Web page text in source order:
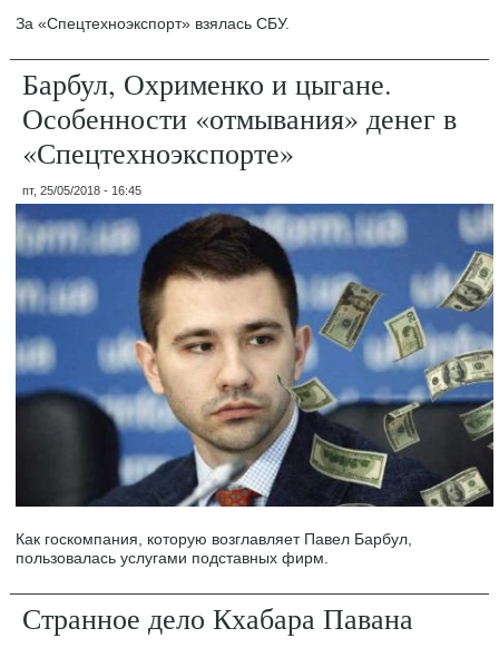
За «Спецтехноэкспорт» взялась СБУ.
Барбул, Охрименко и цыгане.
Особенности «отмывания» денег в
«Спецтехноэкспорте»
пт, 25/05/2018 - 16:45
Как госкомпания, которую возглавляет Павел Барбул,
пользовалась услугами подставных фирм.
Странное дело Кхабара Павана